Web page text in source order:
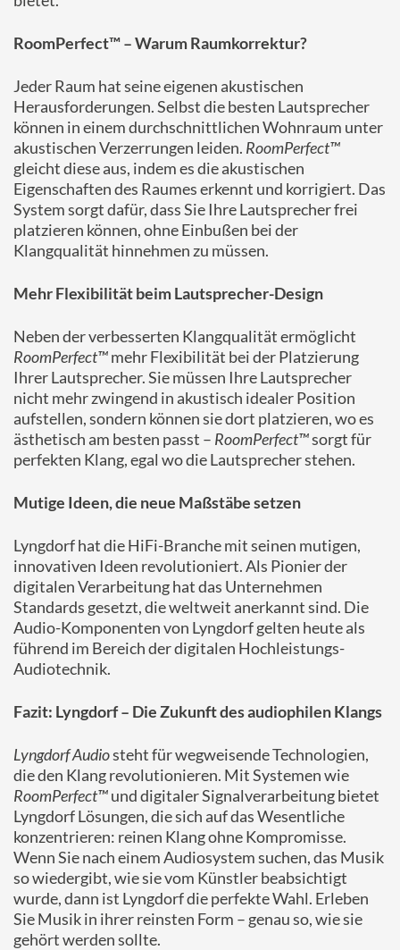
RoomPerfect™ – Warum Raumkorrektur?
Jeder Raum hat seine eigenen akustischen
Herausforderungen. Selbst die besten Lautsprecher
können in einem durchschnittlichen Wohnraum unter
akustischen Verzerrungen leiden. RoomPerfect™
gleicht diese aus, indem es die akustischen
Eigenschaften des Raumes erkennt und korrigiert. Das
System sorgt dafür, dass Sie Ihre Lautsprecher frei
platzieren können, ohne Einbußen bei der
Klangqualität hinnehmen zu müssen.
Mehr Flexibilität beim Lautsprecher-Design
Neben der verbesserten Klangqualität ermöglicht
RoomPerfect™mehr Flexibilität bei der Platzierung
Ihrer Lautsprecher. Sie müssen Ihre Lautsprecher
nicht mehr zwingend in akustisch idealer Position
aufstellen, sondern können sie dort platzieren, wo es
ästhetisch am besten passt – RoomPerfect™sorgt für
perfekten Klang, egal wo die Lautsprecher stehen.
Mutige Ideen, die neue Maßstäbe setzen
Lyngdorf hat die HiFi-Branche mit seinen mutigen,
innovativen Ideen revolutioniert. Als Pionier der
digitalen Verarbeitung hat das Unternehmen
Standards gesetzt, die weltweit anerkannt sind. Die
Audio-Komponenten von Lyngdorf gelten heute als
führend im Bereich der digitalen Hochleistungs-
Audiotechnik.
Fazit: Lyngdorf – Die Zukunft des audiophilen Klangs
Lyngdorf Audiosteht für wegweisende Technologien,
die den Klang revolutionieren. Mit Systemen wie
RoomPerfect™und digitaler Signalverarbeitung bietet
Lyngdorf Lösungen, die sich auf das Wesentliche
konzentrieren: reinen Klang ohne Kompromisse.
Wenn Sie nach einem Audiosystem suchen, das Musik
so wiedergibt, wie sie vom Künstler beabsichtigt
wurde, dann ist Lyngdorf die perfekte Wahl. Erleben
Sie Musik in ihrer reinsten Form – genau so, wie sie
gehört werden sollte.